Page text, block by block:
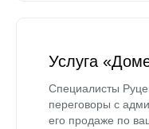
Услуга
Специалисты
переговоры с
его продаже по